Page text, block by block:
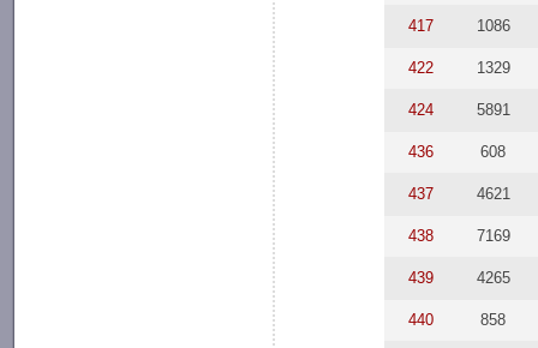
417 1086
422 1329
424 5891
436 608
437 4621
438 7169
439 4265
440 858